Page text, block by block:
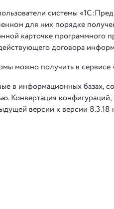
системы
для них порядке
карточке
договора
можно получить в
в информационных базах,
Конвертация
версии к версии 8.3.18